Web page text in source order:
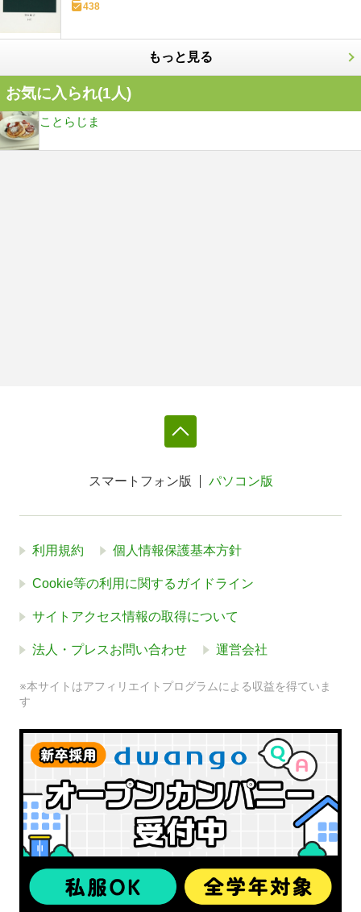
438
もっと見る
お気に入られ(1人)
ことらじま
スマートフォン版 パソコン版
利用規約 個人情報保護基本方針
Cookie等の利用に関するガイドライン
サイトアクセス情報の取得について
法人・プレスお問い合わせ 運営会社
※本サイトはアフィリエイトプログラムによる収益を得ていま
す